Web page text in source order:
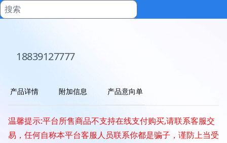
18839127777
产品详情 附加信息 产品意向单
温馨提示:平台所售商品不支持在线支付购买,请联系客服交
易，任何自称本平台客服人员联系你都是骗子，谨防上当受